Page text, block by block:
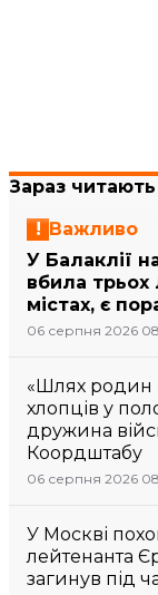
Зараз читають
Важливо
У Балаклії
вбила
містах, є
06 серпня 2026
«Шлях родин
хлопців у
дружина
Коордштабу
06 серпня 2026
У Москві
лейтенанта
загинув під